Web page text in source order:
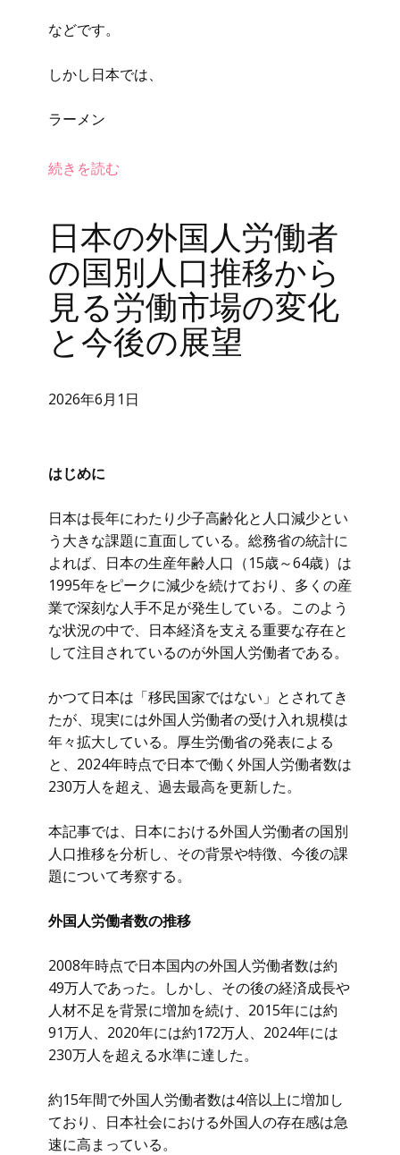
などです。
しかし日本では、
ラーメン
続きを読む
日本の外国人労働者
の国別人口推移から
見る労働市場の変化
と今後の展望
2026年6月1日
はじめに
日本は長年にわたり少子高齢化と人口減少とい
う大きな課題に直面している。総務省の統計に
よれば、日本の生産年齢人口（15歳～64歳）は
1995年をピークに減少を続けており、多くの産
業で深刻な人手不足が発生している。このよう
な状況の中で、日本経済を支える重要な存在と
して注目されているのが外国人労働者である。
かつて日本は「移民国家ではない」とされてき
たが、現実には外国人労働者の受け入れ規模は
年々拡大している。厚生労働省の発表による
と、2024年時点で日本で働く外国人労働者数は
230万人を超え、過去最高を更新した。
本記事では、日本における外国人労働者の国別
人口推移を分析し、その背景や特徴、今後の課
題について考察する。
外国人労働者数の推移
2008年時点で日本国内の外国人労働者数は約
49万人であった。しかし、その後の経済成長や
人材不足を背景に増加を続け、2015年には約
91万人、2020年には約172万人、2024年には
230万人を超える水準に達した。
約15年間で外国人労働者数は4倍以上に増加し
ており、日本社会における外国人の存在感は急
速に高まっている。